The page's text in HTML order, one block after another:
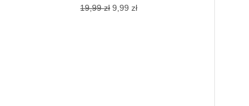
19,99zł Pierwotna
9,99złAktualna